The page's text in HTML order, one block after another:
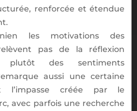
renforcée et étendue
les motivations des
pas de la réflexion
plutôt des sentiments
aussi une certaine
l’impasse créée par le
avec parfois une recherche